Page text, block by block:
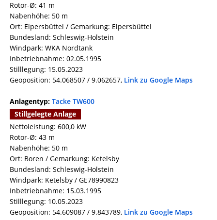
Rotor-Ø: 41 m
Nabenhöhe: 50 m
Ort: Elpersbüttel / Gemarkung: Elpersbüttel
Bundesland: Schleswig-Holstein
Windpark: WKA Nordtank
Inbetriebnahme: 02.05.1995
Stilllegung: 15.05.2023
Geoposition: 54.068507 / 9.062657, Link zu Google Maps
Anlagentyp: Tacke TW600
Stillgelegte Anlage
Nettoleistung: 600,0 kW
Rotor-Ø: 43 m
Nabenhöhe: 50 m
Ort: Boren / Gemarkung: Ketelsby
Bundesland: Schleswig-Holstein
Windpark: Ketelsby / GE78990823
Inbetriebnahme: 15.03.1995
Stilllegung: 10.05.2023
Geoposition: 54.609087 / 9.843789, Link zu Google Maps